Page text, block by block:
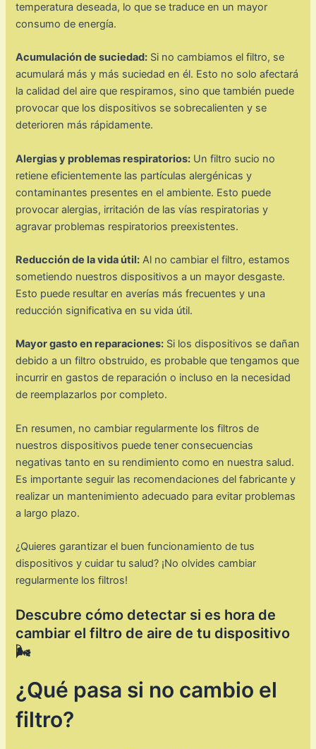
temperatura deseada, lo que se traduce en un mayor
consumo de energía.
Acumulación de suciedad: Si no cambiamos el filtro, se
acumulará más y más suciedad en él. Esto no solo afectará
la calidad del aire que respiramos, sino que también puede
provocar que los dispositivos se sobrecalienten y se
deterioren más rápidamente.
Alergias y problemas respiratorios: Un filtro sucio no
retiene eficientemente las partículas alergénicas y
contaminantes presentes en el ambiente. Esto puede
provocar alergias, irritación de las vías respiratorias y
agravar problemas respiratorios preexistentes.
Reducción de la vida útil: Al no cambiar el filtro, estamos
sometiendo nuestros dispositivos a un mayor desgaste.
Esto puede resultar en averías más frecuentes y una
reducción significativa en su vida útil.
Mayor gasto en reparaciones: Si los dispositivos se dañan
debido a un filtro obstruido, es probable que tengamos que
incurrir en gastos de reparación o incluso en la necesidad
de reemplazarlos por completo.
En resumen, no cambiar regularmente los filtros de
nuestros dispositivos puede tener consecuencias
negativas tanto en su rendimiento como en nuestra salud.
Es importante seguir las recomendaciones del fabricante y
realizar un mantenimiento adecuado para evitar problemas
a largo plazo.
¿Quieres garantizar el buen funcionamiento de tus
dispositivos y cuidar tu salud? ¡No olvides cambiar
regularmente los filtros!
Descubre cómo detectar si es hora de
cambiar el filtro de aire de tu dispositivo
🌬️
¿Qué pasa si no cambio el
filtro?